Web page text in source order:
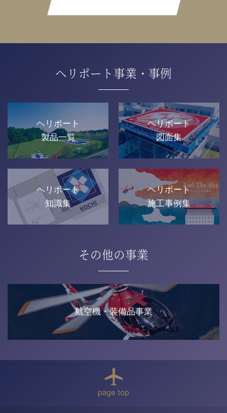
ヘリポート事業・事例
ヘリポート
製品一覧
ヘリポート
図面集
ヘリポート
知識集
ヘリポート
施工事例集
その他の事業
航空機・装備品事業
page top